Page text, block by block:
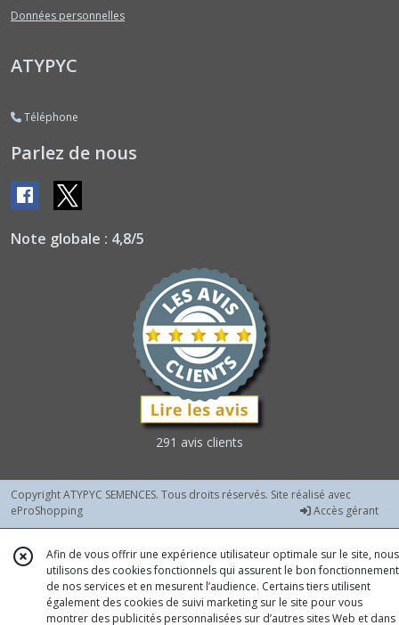
Fin
Nains
Machine
(1)
Pastèques
Classiques
résultats
Données personnelles
ATYPYC
Téléphone
Parlez de nous
Note globale : 4,8/5
291 avis clients
Copyright ATYPYC SEMENCES. Tous droits réservés. Site réalisé avec
eProShopping
Accès gérant
Afin de vous offrir une expérience utilisateur optimale sur le site, nous
utilisons des cookies fonctionnels qui assurent le bon fonctionnement
de nos services et en mesurent l’audience. Certains tiers utilisent
également des cookies de suivi marketing sur le site pour vous
montrer des publicités personnalisées sur d’autres sites Web et dans